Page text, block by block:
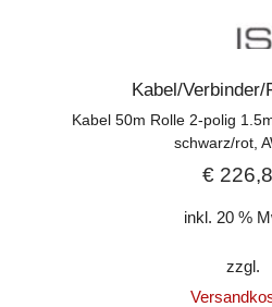
Kabel/Verbinder/
Kabel 50m Rolle 2-polig
schwarz/rot,
€
inkl. 20 %
zzgl.